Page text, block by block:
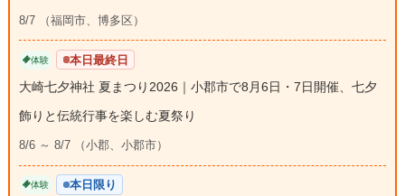
8/7 （福岡市、博多区）
体験 本日最終日
大崎七夕神社 夏まつり2026｜小郡市で8月6日・7日開催、七夕
飾りと伝統行事を楽しむ夏祭り
8/6 ～ 8/7 （小郡、小郡市）
体験 本日限り